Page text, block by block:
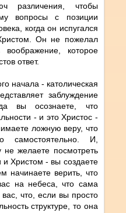
различения, чтобы
вопросы с позиции
когда он испугался
Он не пожелал
которое
ответ.
начала - католическая
заблуждение
вы осознаете, что
- и это Христос -
ложную веру, что
самостоятельно. И,
не желаете посмотреть
и Христом - вы создаете
начинаете верить, что
на небеса, что сама
вас, что, если вы просто
структуре, то она